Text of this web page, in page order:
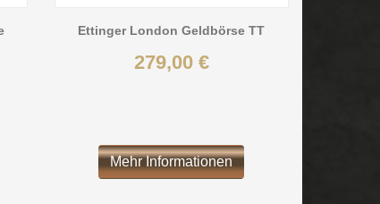
Ettinger London Geldbörse TT
279,00 €
Mehr Informationen